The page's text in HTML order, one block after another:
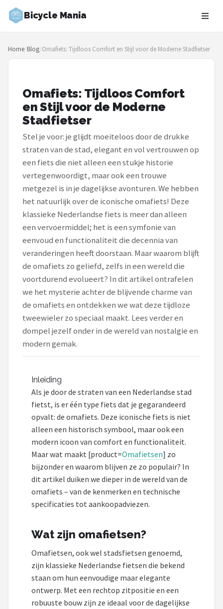
Bicycle Mania
Zoeken
NAVIGATIE
Merken
Blog
Fietsroutes
Kinderfietsen
Stadsfietsen
Elektrische fietsen
Mountainbikes
Shop
POPULAIRE MERKEN
Basil
Volare
AXA
New Looxs
BBB Cycling
Schwalbe
Voltano
Home/Blog/Omafiets: Tijdloos Comfort en Stijl voor de Moderne Stadfietser
Omafiets: Tijdloos Comfort
en Stijl voor de Moderne
Stadfietser
Stel je voor: je glijdt moeiteloos door de drukke
straten van de stad, elegant en vol vertrouwen op
een fiets die niet alleen een stukje historie
vertegenwoordigt, maar ook een trouwe
metgezel is in je dagelijkse avonturen. We hebben
het natuurlijk over de iconische omafiets! Deze
klassieke Nederlandse fiets is meer dan alleen
een vervoermiddel; het is een symfonie van
eenvoud en functionaliteit die decennia van
veranderingen heeft doorstaan. Maar waarom blijft
de omafiets zo geliefd, zelfs in een wereld die
voortdurend evolueert? In dit artikel ontrafelen
we het mysterie achter de blijvende charme van
de omafiets en ontdekken we wat deze tijdloze
tweewieler zo speciaal maakt. Lees verder en
dompel jezelf onder in de wereld van nostalgie en
modern gemak.
Inleiding
Als je door de straten van een Nederlandse stad
fietst, is er één type fiets dat je gegarandeerd
opvalt: de omafiets. Deze iconische fiets is niet
alleen een historisch symbool, maar ook een
modern icoon van comfort en functionaliteit.
Maar wat maakt [product=Omafietsen] zo
bijzonder en waarom blijven ze zo populair? In
dit artikel duiken we dieper in de wereld van de
omafiets – van de kenmerken en technische
specificaties tot aankoopadviezen.
Wat zijn omafietsen?
Omafietsen, ook wel stadsfietsen genoemd,
zijn klassieke Nederlandse fietsen die bekend
staan om hun eenvoudige maar elegante
ontwerp. Met een rechtop zitpositie en een
robuuste bouw zijn ze ideaal voor de dagelijkse